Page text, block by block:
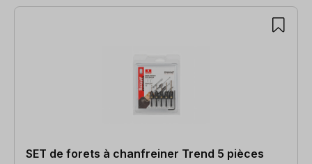
SET de forets à chanfreiner Trend 5 pièces